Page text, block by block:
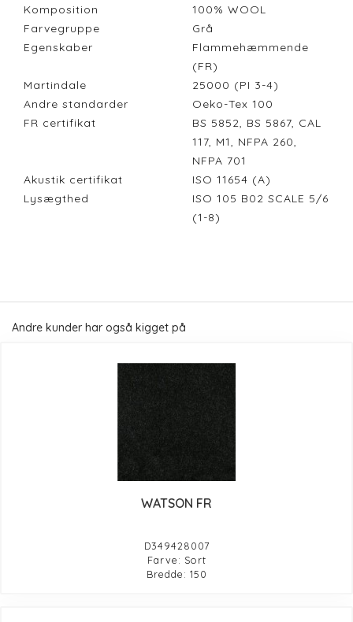
Komposition
100% WOOL
Farvegruppe
Grå
Egenskaber
Flammehæmmende
(FR)
Martindale
25000 (PI 3-4)
Andre standarder
Oeko-Tex 100
FR certifikat
BS 5852, BS 5867, CAL
117, M1, NFPA 260,
NFPA 701
Akustik certifikat
ISO 11654 (A)
Lysægthed
ISO 105 B02 SCALE 5/6
(1-8)
Andre kunder har også kigget på
WATSON FR
D349428007
Farve: Sort
Bredde: 150